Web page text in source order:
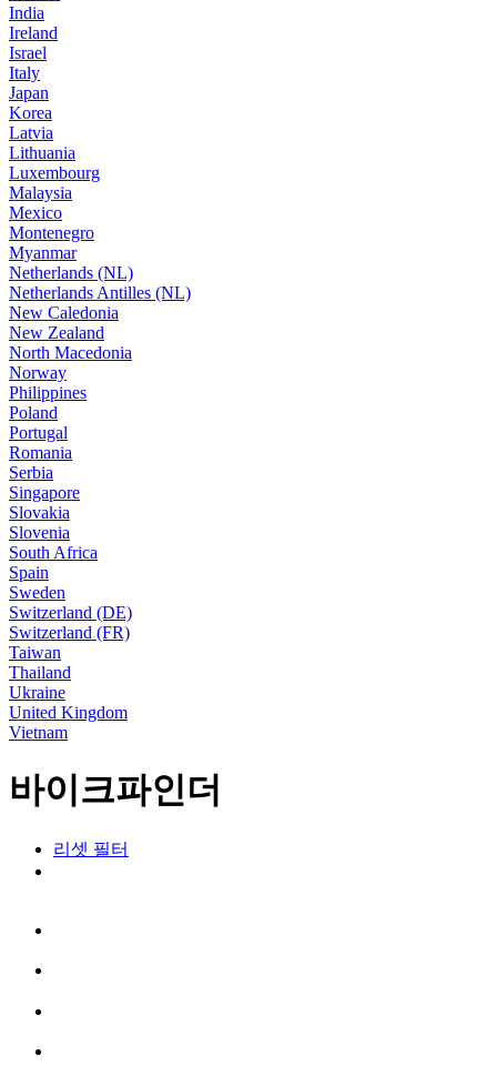
India
Ireland
Israel
Italy
Japan
Korea
Latvia
Lithuania
Luxembourg
Malaysia
Mexico
Montenegro
Myanmar
Netherlands (NL)
Netherlands Antilles (NL)
New Caledonia
New Zealand
North Macedonia
Norway
Philippines
Poland
Portugal
Romania
Serbia
Singapore
Slovakia
Slovenia
South Africa
Spain
Sweden
Switzerland (DE)
Switzerland (FR)
Taiwan
Thailand
Ukraine
United Kingdom
Vietnam
바이크파인더
리셋 필터